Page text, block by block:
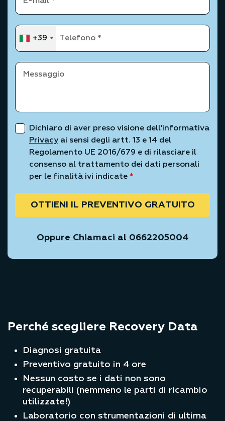
+39
Dichiaro di aver preso visione dell'informativa
Privacy ai sensi degli artt. 13 e 14 del
Regolamento UE 2016/679 e di rilasciare il
consenso al trattamento dei dati personali
per le finalità ivi indicate *
OTTIENI IL PREVENTIVO GRATUITO
Oppure Chiamaci al 0662205004
Perché scegliere Recovery Data
Diagnosi gratuita
Preventivo gratuito in 4 ore
Nessun costo se i dati non sono
recuperabili (nemmeno le parti di ricambio
utilizzate!)
Laboratorio con strumentazioni di ultima